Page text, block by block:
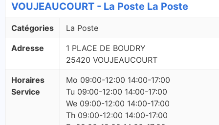
VOUJEAUCOURT - La Poste La Poste
Catégories La Poste
Adresse
1 PLACE DE BOUDRY
25420 VOUJEAUCOURT
Horaires
Service
Mo 09:00-12:00 14:00-17:00
Tu 09:00-12:00 14:00-17:00
We 09:00-12:00 14:00-17:00
Th 09:00-12:00 14:00-17:00